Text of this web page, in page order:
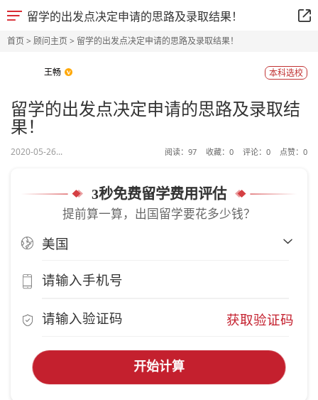
留学的出发点决定申请的思路及录取结果！
首页> 顾问主页> 留学的出发点决定申请的思路及录取结果！
王畅 本科选校
留学的出发点决定申请的思路及录取结
果！
2020-05-26... 阅读： 97 收藏： 0 评论： 0 点赞： 0
3秒免费留学费用评估
提前算一算，出国留学要花多少钱？
获取验证码
开始计算